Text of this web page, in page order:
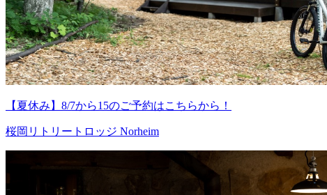
【夏休み】8/7から15のご予約はこちらから！
桜岡リトリートロッジ Norheim